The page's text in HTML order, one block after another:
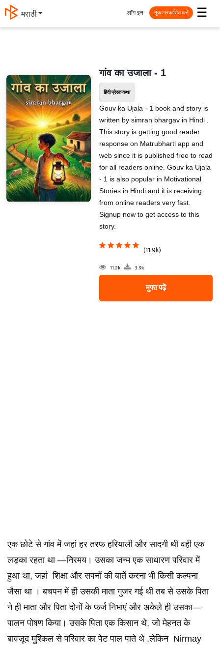
मराठी ☰
लॉग इन मुक्त प्रकाशित करें
गांव का उजाला - 1
हिंदी प्रेरक कथा
Gouv ka Ujala - 1 book and story is
written by simran bhargav in Hindi .
This story is getting good reader
response on Matrubharti app and
web since it is published free to read
for all readers online. Gouv ka Ujala
- 1 is also popular in Motivational
Stories in Hindi and it is receiving
from online readers very fast.
Signup now to get access to this
story.
(11.9k)
11.2k 3.9k
मुफ्त पढ़ें
एक छोटे से गांव में जहां हर तरफ हरियाली और सादगी थी वही एक
लड़का रहता था —निरमय। उसका जन्म एक साधारण परिवार में
हुआ था, जहां शिक्षा और सपनों की बातें करना भी किसी कल्पना
जैसा था । बचपन में ही उसकी माता गुजर गई थी तब से उसके पिता
ने ही माता और पिता दोनों के फर्ज निभाएं और अकेले ही उसका—
पालन पोषण किया। उसके पिता एक किसान थे, जो मेहनत के
बावजूद मुश्किल से परिवार का पेट पाल पाते थे ,लेकिन Nirmay